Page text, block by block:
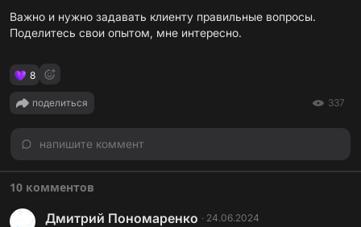
Важно и нужно задавать клиенту правильные вопросы.
Поделитесь свои опытом, мне интересно.
8
поделиться 337
напишите коммент
10 комментов
Дмитрий Пономаренко · 24.06.2024